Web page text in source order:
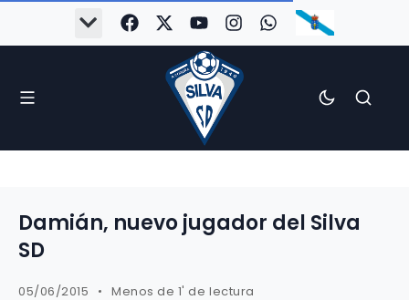
Damián, nuevo jugador del Silva
SD
05/06/2015 Menos de 1' de lectura